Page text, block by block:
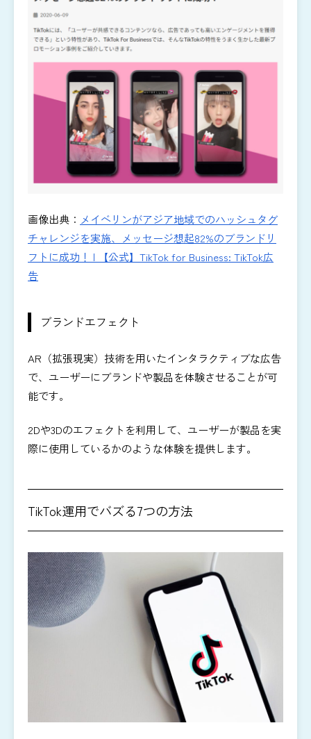
画像出典： メイベリンがアジア地域でのハッシュタグ
チャレンジを実施、メッセージ想起82%のブランドリ
フトに成功！ | 【公式】TikTok for Business: TikTok広
告
ブランドエフェクト
AR（拡張現実）技術を用いたインタラクティブな広告
で、ユーザーにブランドや製品を体験させることが可
能です。
2Dや3Dのエフェクトを利用して、ユーザーが製品を実
際に使用しているかのような体験を提供します。
TikTok運用でバズる7つの方法